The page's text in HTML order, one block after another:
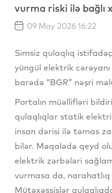
vurma riski ilə bağlı
09 May 2026 16:22
Simsiz qulaqlıq
yüngül elektrik
barədə “BGR” nəşri
Portalın müəllifləri
qulaqlıqlar statik
insan dərisi ilə təmas
bilər. Məqalədə qeyd
elektrik zərbələri
vurmasa da,
Mütəxəssislər